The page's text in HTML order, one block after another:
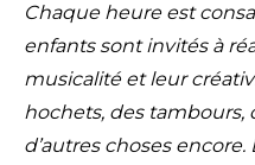
Chaque heure est
enfants sont invités à
musicalité et leur
hochets, des tambours,
d’autres choses